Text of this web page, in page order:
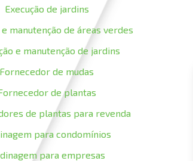
Execução de jardins
e manutenção de áreas verdes
e manutenção de jardins
Fornecedor de mudas
de plantas
de plantas para revenda
para condomínios
para empresas